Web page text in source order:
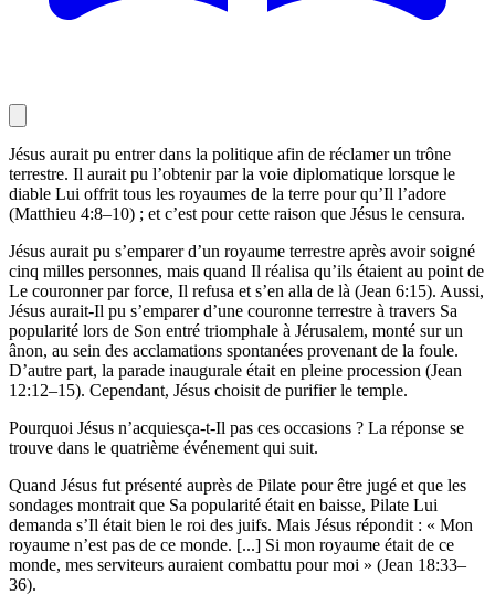
Jésus aurait pu entrer dans la politique afin de réclamer un trône
terrestre. Il aurait pu l’obtenir par la voie diplomatique lorsque le
diable Lui offrit tous les royaumes de la terre pour qu’Il l’adore
(Matthieu 4:8–10) ; et c’est pour cette raison que Jésus le censura.
Jésus aurait pu s’emparer d’un royaume terrestre après avoir soigné
cinq milles personnes, mais quand Il réalisa qu’ils étaient au point de
Le couronner par force, Il refusa et s’en alla de là (Jean 6:15). Aussi,
Jésus aurait-Il pu s’emparer d’une couronne terrestre à travers Sa
popularité lors de Son entré triomphale à Jérusalem, monté sur un
ânon, au sein des acclamations spontanées provenant de la foule.
D’autre part, la parade inaugurale était en pleine procession (Jean
12:12–15). Cependant, Jésus choisit de purifier le temple.
Pourquoi Jésus n’acquiesça-t-Il pas ces occasions ? La réponse se
trouve dans le quatrième événement qui suit.
Quand Jésus fut présenté auprès de Pilate pour être jugé et que les
sondages montrait que Sa popularité était en baisse, Pilate Lui
demanda s’Il était bien le roi des juifs. Mais Jésus répondit : « Mon
royaume n’est pas de ce monde. [...] Si mon royaume était de ce
monde, mes serviteurs auraient combattu pour moi » (Jean 18:33–
36).